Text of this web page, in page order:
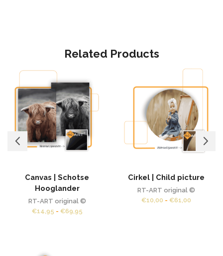
Related Products
Canvas | Schotse
Hooglander
RT-ART original ©
€14,95 - €69,95Prijsklasse:
Cirkel | Child picture
RT-ART original ©
€10,00 - €61,00